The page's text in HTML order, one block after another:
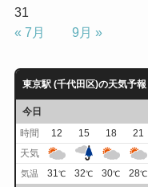
31
« 7月
9月 »
東京駅 (千代田区)の天気予報
今日
時間
12 15 18 21
天気
気温 31℃ 32℃ 30℃ 28℃